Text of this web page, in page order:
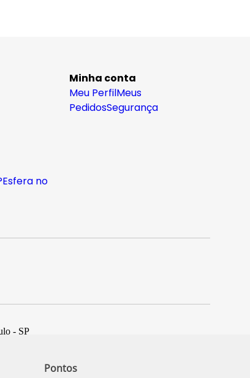
Pontos
Minha conta
Meu PerfilMeus
PedidosSegurança
Esfera no
- SP